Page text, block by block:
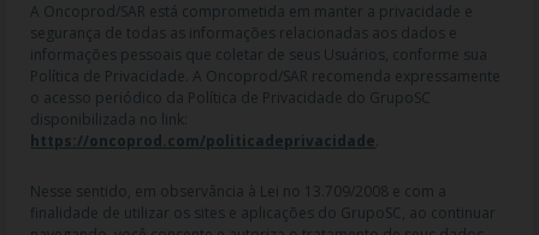
RAZÃO SOCIAL: ONCO PROD DIST. DE PROD. HOSP. E ONCOL. LTDA |
04.307.650/0019-64 | IE: 119.242.793.110 | Endereço R: Olimpíadas, nº
100 2º andar CJ 21 22 - Vila Olímpia - SP | Cep: 04551-000 |
Farmacêutico responsável: Dra. Gislaine Lopes de Jesus - CRF/SP 47509
A Oncoprod/SAR está comprometida em manter a privacidade e
segurança de todas as informações relacionadas aos dados e
informações pessoais que coletar de seus Usuários, conforme sua
Política de Privacidade. A Oncoprod/SAR recomenda expressamente
o acesso periódico da Política de Privacidade do GrupoSC
disponibilizada no link:
https://oncoprod.com/politicadeprivacidade
Nesse sentido, em observância à Lei no 13.709/2008 e com a
finalidade de utilizar os sites e aplicações do GrupoSC, ao continuar